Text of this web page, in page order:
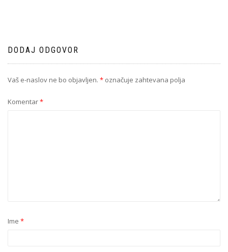
DODAJ ODGOVOR
Vaš e-naslov ne bo objavljen. * označuje zahtevana polja
Komentar*
Ime *